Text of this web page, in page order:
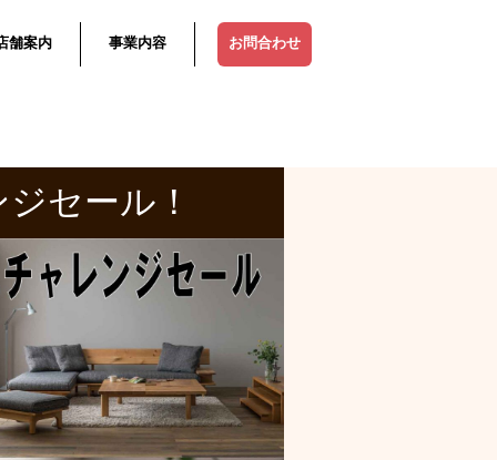
舗案内 事業内容 お問合わせ
セール！